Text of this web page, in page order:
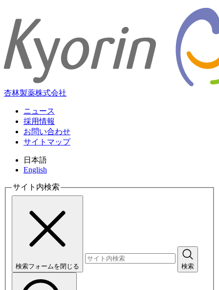
杏林製薬株式会社
ニュース
採用情報
お問い合わせ
サイトマップ
日本語
English
サイト内検索
検索フォームを閉じる 検索